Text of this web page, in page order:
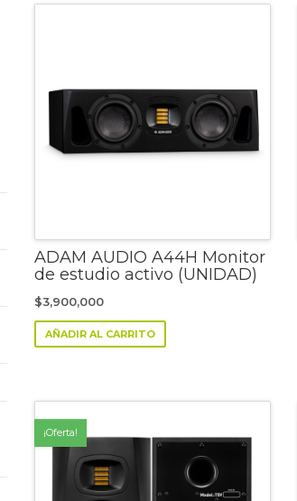
ADAM AUDIO A44H Monitor
de estudio activo (UNIDAD)
$3,900,000
AÑADIR AL CARRITO
¡Oferta!